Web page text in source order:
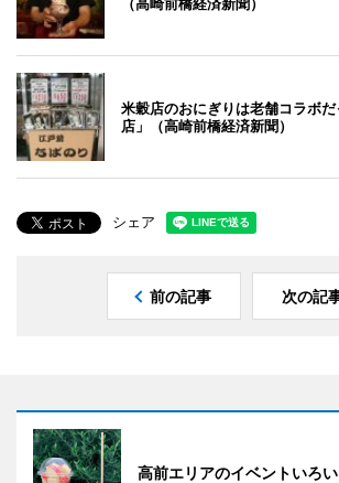
米穀店のおにぎりは老舗コラボ
店」（高崎前橋経済新聞）
シェア
前の記事 次の記
高前エリアのイベントいろ